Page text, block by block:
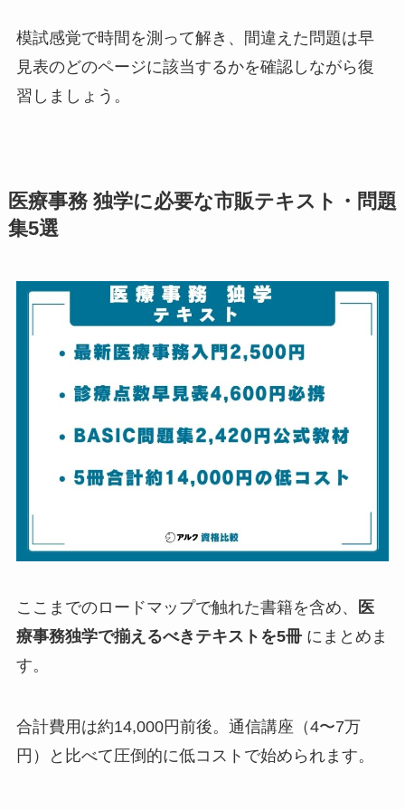
模試感覚で時間を測って解き、間違えた問題は早
見表のどのページに該当するかを確認しながら復
習しましょう。
医療事務 独学に必要な市販テキスト・問題
集5選
ここまでのロードマップで触れた書籍を含め、
医
療事務独学で揃えるべきテキストを5冊にまとめま
す。
合計費用は約14,000円前後。通信講座（4〜7万
円）と比べて圧倒的に低コストで始められます。